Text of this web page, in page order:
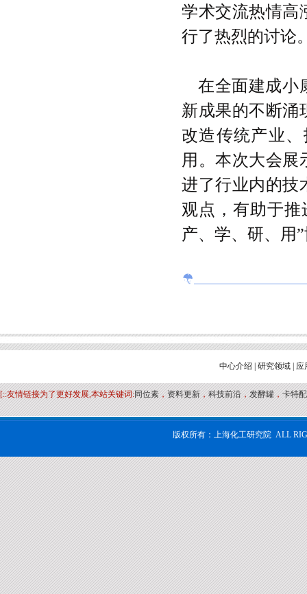
学术交流热情高
行了热烈的讨论
在全面建成小
新成果的不断涌
改造传统产业
用。本次大会展
进了行业内的技
观点，有助于
产、学、研、用
中心介绍 研究领域 应
[::友情链接为了更好发展,本站关键词:同位素，资料更新，科技前沿，发酵罐，卡特
版权所有：上海化工研究院 ALL